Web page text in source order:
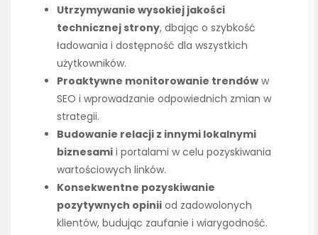
Utrzymywanie wysokiej jakości
technicznej strony, dbając o szybkość
ładowania i dostępność dla wszystkich
użytkowników.
Proaktywne monitorowanie trendów w
SEO i wprowadzanie odpowiednich zmian w
strategii.
Budowanie relacji z innymi lokalnymi
biznesami i portalami w celu pozyskiwania
wartościowych linków.
Konsekwentne pozyskiwanie
pozytywnych opinii od zadowolonych
klientów, budując zaufanie i wiarygodność.